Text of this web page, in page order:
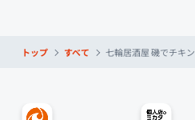
トップ すべて 七輪居酒屋 磯でチキン